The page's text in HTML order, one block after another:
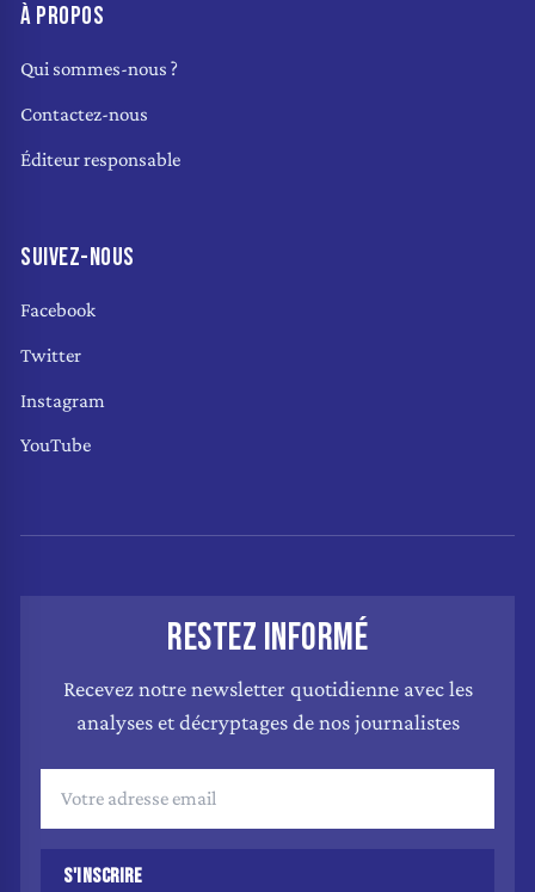
À PROPOS
Qui sommes-nous ?
Contactez-nous
Éditeur responsable
SUIVEZ-NOUS
Facebook
Twitter
Instagram
YouTube
RESTEZ INFORMÉ
Recevez notre newsletter quotidienne avec les
analyses et décryptages de nos journalistes
S'INSCRIRE